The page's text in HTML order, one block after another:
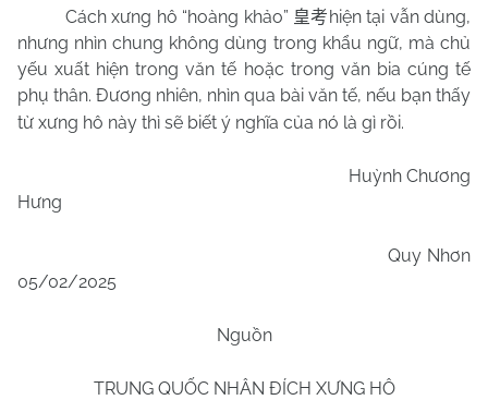
Cách xưng hô “hoàng khảo” 皇考hiện tại vẫn dùng,
nhưng nhìn chung không dùng trong khẩu ngữ, mà chủ
yếu xuất hiện trong văn tế hoặc trong văn bia cúng tế
phụ thân. Đương nhiên, nhìn qua bài văn tế, nếu bạn thấy
từ xưng hô này thì sẽ biết ý nghĩa của nó là gì rồi.
Huỳnh Chương
Hưng
Quy Nhơn
05/02/2025
Nguồn
TRUNG QUỐC NHÂN ĐÍCH XƯNG HÔ